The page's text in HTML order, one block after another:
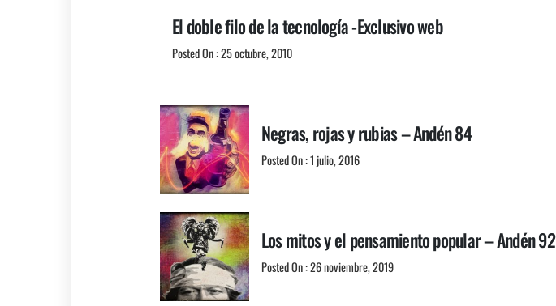
El doble filo de la tecnología -Exclusivo web
Posted On : 25 octubre, 2010
Negras, rojas y rubias – Andén 84
Posted On : 1 julio, 2016
Los mitos y el pensamiento popular – Andén 92
Posted On : 26 noviembre, 2019